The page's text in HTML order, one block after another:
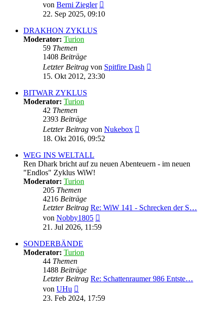
von Berni Ziegler
Beitrag
22. Sep 2025, 09:10
DRAKHON ZYKLUS
Moderator: Turion
59 Themen
1408 Beiträge
Letzter Beitrag von Spitfire Dash
15. Okt 2012, 23:30
BITWAR ZYKLUS
Moderator: Turion
42 Themen
2393 Beiträge
Letzter Beitrag von Nukebox
18. Okt 2016, 09:52
WEG INS WELTALL
Ren Dhark bricht auf zu neuen Abenteuern - im neuen
"Endlos" Zyklus WiW!
Moderator: Turion
205 Themen
4216 Beiträge
Letzter Beitrag Re: WiW 141 - Schrecken der S…
von Nobby1805
Beitrag
21. Jul 2026, 11:59
SONDERBÄNDE
Moderator: Turion
44 Themen
1488 Beiträge
Letzter Beitrag Re: Schattenraumer 986 Entste…
von UHu
Beitrag
23. Feb 2024, 17:59